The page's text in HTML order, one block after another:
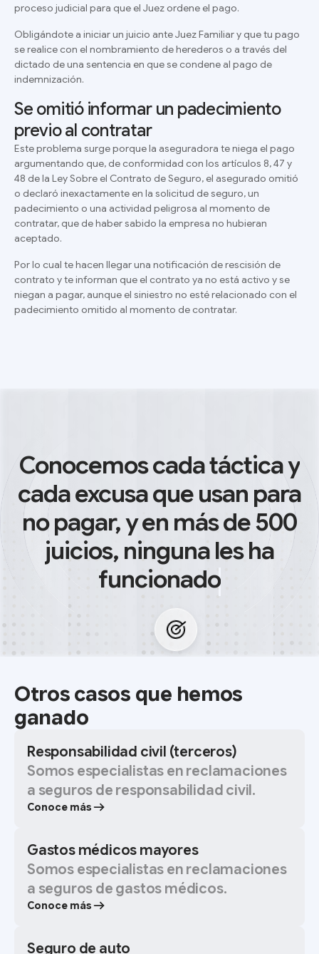
proceso judicial para que el Juez ordene el pago.
Obligándote a iniciar un juicio ante Juez Familiar y que tu pago
se realice con el nombramiento de herederos o a través del
dictado de una sentencia en que se condene al pago de
indemnización.
Se omitió informar un padecimiento
previo al contratar
Este problema surgeporque la aseguradora te niega el pago
argumentando que, de conformidad con los artículos 8, 47 y
48 de la Ley Sobre el Contrato de Seguro, el asegurado omitió
o declaró inexactamente en la solicitud de seguro, un
padecimiento o una actividad peligrosa al momento de
contratar, que de haber sabido la empresa no hubieran
aceptado.
Por lo cual te hacen llegar una notificación de rescisión de
contrato y te informan que el contrato ya no está activo y se
niegan a pagar, aunque el siniestro no esté relacionado con el
padecimiento omitido al momento de contratar.
Conocemos cada táctica y
cada excusa que usan para
no pagar, y en más de 500
juicios, ninguna les ha
funcionado
Otros casos que hemos
ganado
Responsabilidad civil (terceros)
Somos especialistas en reclamaciones
a seguros de responsabilidad civil.
Conoce más
Gastos médicos mayores
Somos especialistas en reclamaciones
a seguros de gastos médicos.
Conoce más
Seguro de auto